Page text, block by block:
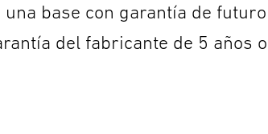
base con garantía de
del fabricante de 5 años